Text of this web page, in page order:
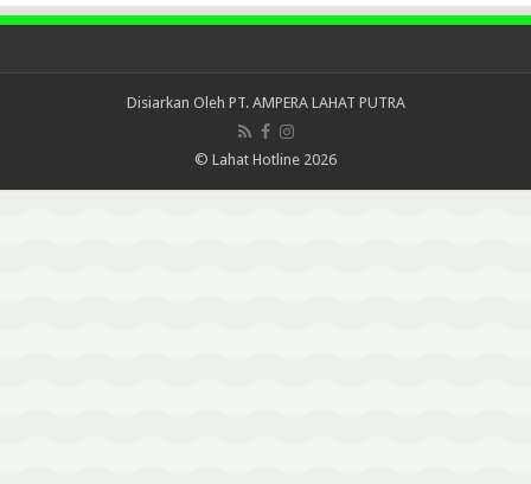
Disiarkan Oleh PT. AMPERA LAHAT PUTRA
© Lahat Hotline 2026